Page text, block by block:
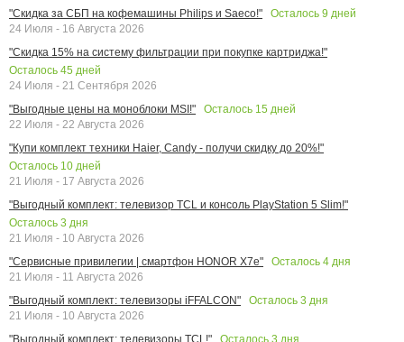
"Скидка за СБП на кофемашины Philips и Saeco!"
Осталось 9 дней
24 Июля - 16 Августа 2026
"Скидка 15% на систему фильтрации при покупке картриджа!"
Осталось 45 дней
24 Июля - 21 Сентября 2026
"Выгодные цены на моноблоки MSI!"
Осталось 15 дней
22 Июля - 22 Августа 2026
"Купи комплект техники Haier, Candy - получи скидку до 20%!"
Осталось 10 дней
21 Июля - 17 Августа 2026
"Выгодный комплект: телевизор TCL и консоль PlayStation 5 Slim!"
Осталось 3 дня
21 Июля - 10 Августа 2026
"Сервисные привилегии | смартфон HONOR X7e"
Осталось 4 дня
21 Июля - 11 Августа 2026
"Выгодный комплект: телевизоры iFFALCON"
Осталось 3 дня
21 Июля - 10 Августа 2026
"Выгодный комплект: телевизоры TCL!"
Осталось 3 дня